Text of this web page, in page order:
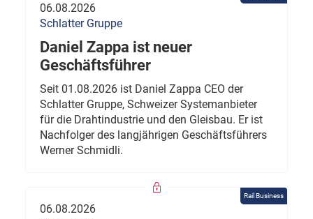
06.08.2026
Schlatter Gruppe
Daniel Zappa ist neuer
Geschäftsführer
Seit 01.08.2026 ist Daniel Zappa CEO der
Schlatter Gruppe, Schweizer Systemanbieter
für die Drahtindustrie und den Gleisbau. Er ist
Nachfolger des langjährigen Geschäftsführers
Werner Schmidli.
Rail Business
06.08.2026